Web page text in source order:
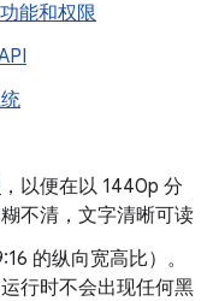
能和权限
，以便在以 1440p 分
不清，文字清晰可读
的纵向宽高比）。
行时不会出现任何黑